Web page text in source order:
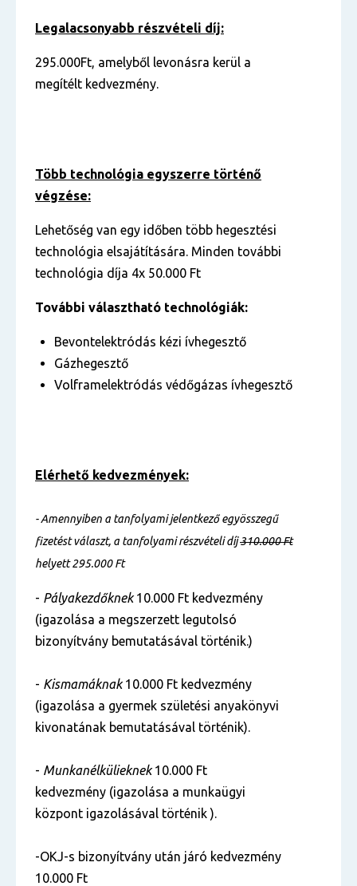
Legalacsonyabb részvételi díj:
295.000Ft, amelyből levonásra kerül a
megítélt kedvezmény.
Több technológia egyszerre történő
végzése:
Lehetőség van egy időben több hegesztési
technológia elsajátítására. Minden további
technológia díja 4x 50.000 Ft
További választható technológiák:
Bevontelektródás kézi ívhegesztő
Gázhegesztő
Volframelektródás védőgázas ívhegesztő
Elérhető kedvezmények:
- Amennyiben a tanfolyami jelentkező egyösszegű
fizetést választ, a tanfolyami részvételi díj310.000 Ft
helyett 295.000 Ft
- Pályakezdőknek10.000 Ft kedvezmény
(igazolása a megszerzett legutolsó
bizonyítvány bemutatásával történik.)
- Kismamáknak10.000 Ft kedvezmény
(igazolása a gyermek születési anyakönyvi
kivonatának bemutatásával történik).
- Munkanélkülieknek10.000 Ft
kedvezmény (igazolása a munkaügyi
központ igazolásával történik ).
-OKJ-s bizonyítvány után járó kedvezmény
10.000 Ft